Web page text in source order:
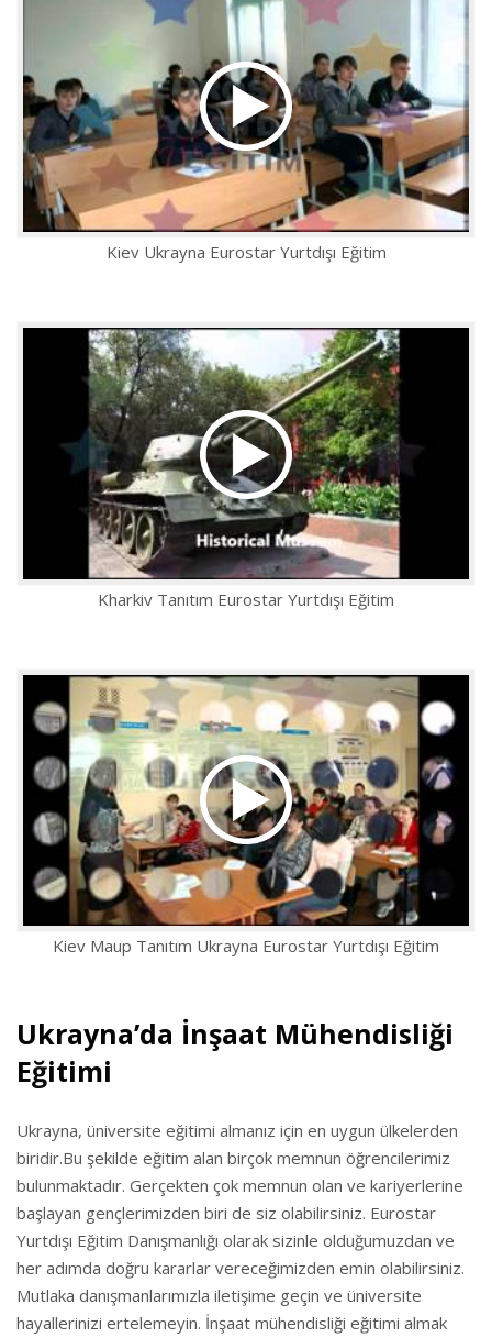
Kiev Ukrayna Eurostar Yurtdışı Eğitim
Kharkiv Tanıtım Eurostar Yurtdışı Eğitim
Kiev Maup Tanıtım Ukrayna Eurostar Yurtdışı Eğitim
Ukrayna’da İnşaat Mühendisliği
Eğitimi
Ukrayna, üniversite eğitimi almanız için en uygun ülkelerden
biridir.Bu şekilde eğitim alan birçok memnun öğrencilerimiz
bulunmaktadır. Gerçekten çok memnun olan ve kariyerlerine
başlayan gençlerimizden biri de siz olabilirsiniz. Eurostar
Yurtdışı Eğitim Danışmanlığı olarak sizinle olduğumuzdan ve
her adımda doğru kararlar vereceğimizden emin olabilirsiniz.
Mutlaka danışmanlarımızla iletişime geçin ve üniversite
hayallerinizi ertelemeyin. İnşaat mühendisliği eğitimi almak